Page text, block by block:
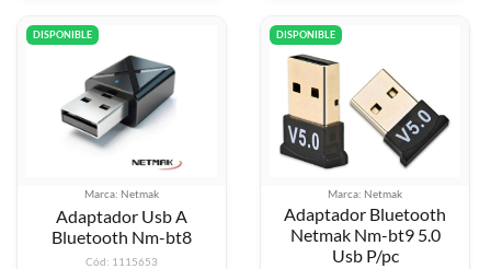
DISPONIBLE
Marca: Netmak
Adaptador Usb A
Bluetooth Nm-bt8
Cód: 1115653
DISPONIBLE
Marca: Netmak
Adaptador Bluetooth
Netmak Nm-bt9 5.0
Usb P/pc